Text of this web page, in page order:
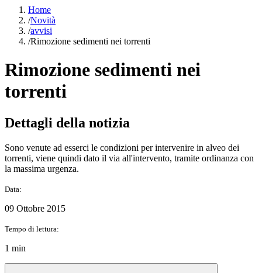
Home
/Novità
/avvisi
/Rimozione sedimenti nei torrenti
Rimozione sedimenti nei
torrenti
Dettagli della notizia
Sono venute ad esserci le condizioni per intervenire in alveo dei
torrenti, viene quindi dato il via all'intervento, tramite ordinanza con
la massima urgenza.
Data:
09 Ottobre 2015
Tempo di lettura:
1 min